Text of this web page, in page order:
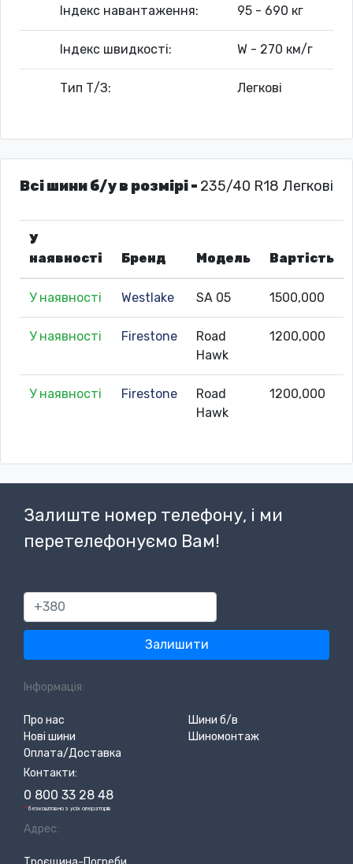
Індекс навантаження: 95 - 690 кг
Індекс швидкості: W - 270 км/г
Тип Т/З: Легкові
Всі шини б/у в розмірі - 235/40 R18 Легкові
У
наявності
Бренд Модель Вартість
У наявності Westlake SA 05 1500,000
У наявності Firestone
Road
Hawk
1200,000
У наявності Firestone
Road
Hawk
1200,000
Залиште номер телефону, і ми
перетелефонуємо Вам!
380
Залишити
Інформація:
Про нас
Шини б/в
Нові шини
Шиномонтаж
Оплата/Доставка
Контакти:
0 800 33 28 48
*безкоштовно з усіх операторів
Адрес: